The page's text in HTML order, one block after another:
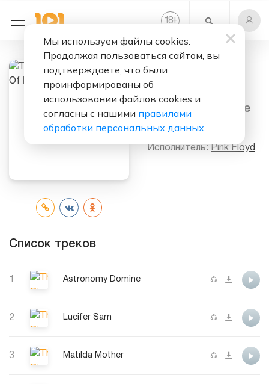
18+
Слушать бесплатно
The Piper At The
Исполнитель: Pink Floyd
Список треков
1 Astronomy Domine
2 Lucifer Sam
3 Matilda Mother
Мы используем файлы cookies.
Продолжая пользоваться сайтом, вы
подтверждаете, что были
проинформированы об
использовании файлов cookies и
согласны с нашими правилами
обработки персональных данных.